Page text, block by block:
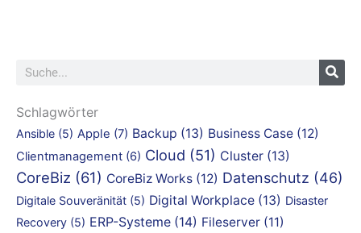
Suche
Schlagwörter
Ansible (5) Apple (7) Backup (13) Business Case (12)
Clientmanagement (6) Cloud (51) Cluster (13)
CoreBiz (61) CoreBiz Works (12) Datenschutz (46)
Digitale Souveränität (5) Digital Workplace (13) Disaster
Recovery (5) ERP-Systeme (14) Fileserver (11)